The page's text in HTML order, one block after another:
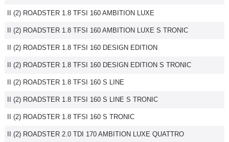
Flottes
Auto
Services
Forum
Moto
Marques
II (2) ROADSTER 1.8 TFSI 160 AMBITION LUXE
II (2) ROADSTER 1.8 TFSI 160 AMBITION LUXE S TRONIC
II (2) ROADSTER 1.8 TFSI 160 DESIGN EDITION
II (2) ROADSTER 1.8 TFSI 160 DESIGN EDITION S TRONIC
II (2) ROADSTER 1.8 TFSI 160 S LINE
II (2) ROADSTER 1.8 TFSI 160 S LINE S TRONIC
II (2) ROADSTER 1.8 TFSI 160 S TRONIC
II (2) ROADSTER 2.0 TDI 170 AMBITION LUXE QUATTRO